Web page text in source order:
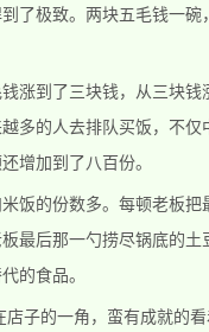
了极致。两块五毛钱一
了三块钱，从三块钱涨
多的人去排队买饭，不
增加到了八百份。
份数多。每顿老板把最
最后那一勺捞尽锅底的
的食品。
一角，蛮有成就的看着